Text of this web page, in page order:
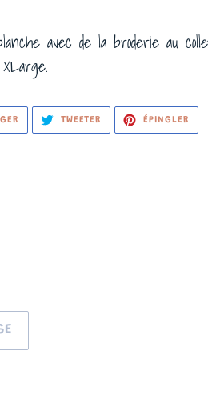
avec de la broderie au
PARTAGER
FACEBOOK
TWEETER
TWEETER
TWITTER
ÉPINGLER